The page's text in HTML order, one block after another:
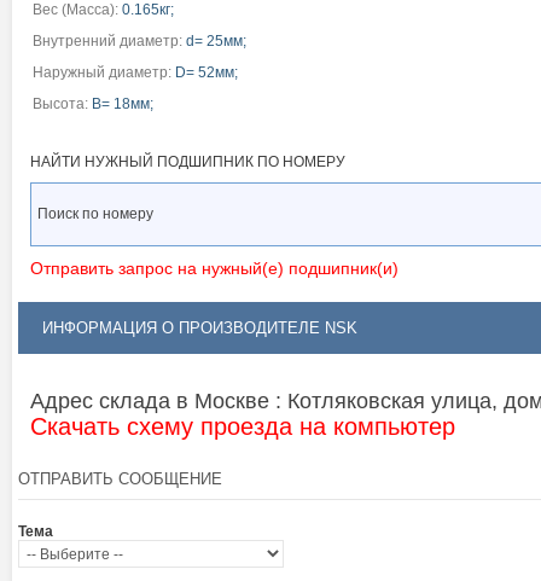
Вес (Масса): 0.165кг;
Внутренний диаметр: d= 25мм;
Наружный диаметр: D= 52мм;
Высота: B= 18мм;
НАЙТИ НУЖНЫЙ ПОДШИПНИК ПО НОМЕРУ
Отправить запрос на нужный(е) подшипник(и)
ИНФОРМАЦИЯ О ПРОИЗВОДИТЕЛЕ NSK
Адрес склада в Москве : Котляковская улица,
Скачать схему проезда на компьютер
ОТПРАВИТЬ СООБЩЕНИЕ
Тема